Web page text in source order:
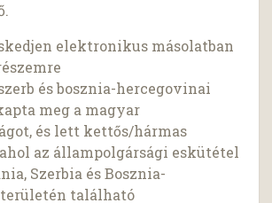
elektronikus másolatban
és bosznia-hercegovinai
meg a magyar
és lett kettős/hármas
az állampolgársági eskütétel
Szerbia és Bosznia-
található